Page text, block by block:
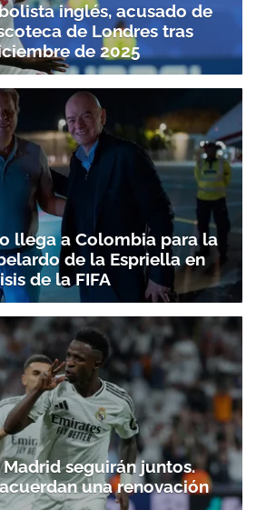
inglés, acusado de
de Londres tras
de 2025
llega a Colombia para la
de la Espriella en
de la FIFA
seguirán juntos.
una renovación